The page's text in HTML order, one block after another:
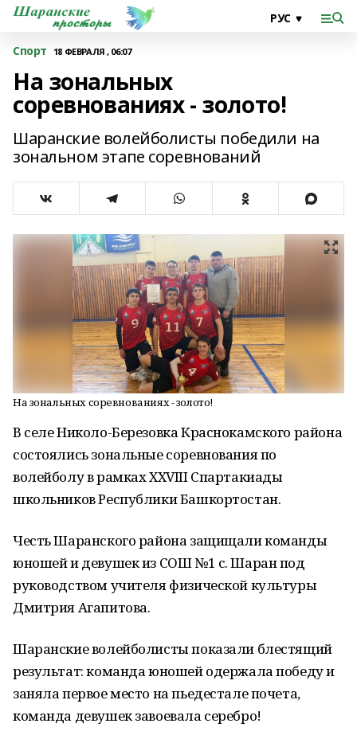
Спорт 18 ФЕВРАЛЯ , 06:07
На зональных
соревнованиях - золото!
Шаранские волейболисты победили на
зональном этапе соревнований
На зональных соревнованиях - золото!
В селе Николо-Березовка Краснокамского района
состоялись зональные соревнования по
волейболу в рамках XXVIII Спартакиады
школьников Республики Башкортостан.
Честь Шаранского района защищали команды
юношей и девушек из СОШ №1 с. Шаран под
руководством учителя физической культуры
Дмитрия Агапитова.
Шаранские волейболисты показали блестящий
результат: команда юношей одержала победу и
заняла первое место на пьедестале почета,
команда девушек завоевала серебро!